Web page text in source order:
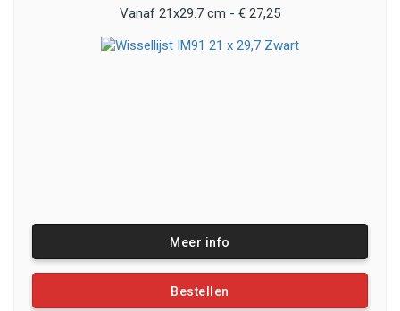
Vanaf 21x29.7 cm - € 27,25
Meer info
Bestellen